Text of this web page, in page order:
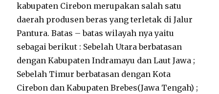
kabupaten Cirebon merupakan salah satu
daerah produsen beras yang terletak di Jalur
Pantura. Batas – batas wilayah nya yaitu
sebagai berikut : Sebelah Utara berbatasan
dengan Kabupaten Indramayu dan Laut Jawa ;
Sebelah Timur berbatasan dengan Kota
Cirebon dan Kabupaten Brebes(Jawa Tengah) ;